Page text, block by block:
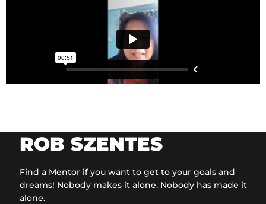
ROB SZENTES
Find a Mentor if you want to get to your goals and
dreams! Nobody makes it alone. Nobody has made it
alone.